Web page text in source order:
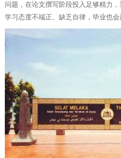
问题，在论文撰写阶段投入足够精力
学习态度不端正、缺乏自律，毕业也会